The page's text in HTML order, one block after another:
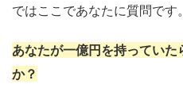
ではここであなたに質問です。
あなたが一億円を持ってい
か？